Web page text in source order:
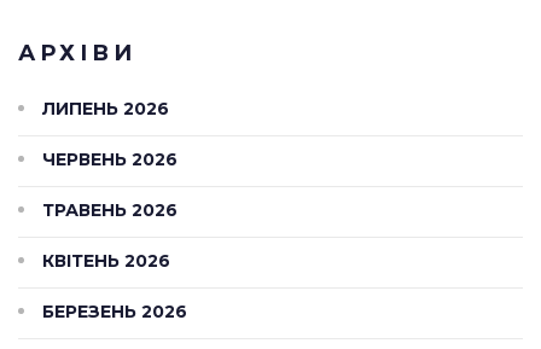
АРХІВИ
ЛИПЕНЬ 2026
ЧЕРВЕНЬ 2026
ТРАВЕНЬ 2026
КВІТЕНЬ 2026
БЕРЕЗЕНЬ 2026